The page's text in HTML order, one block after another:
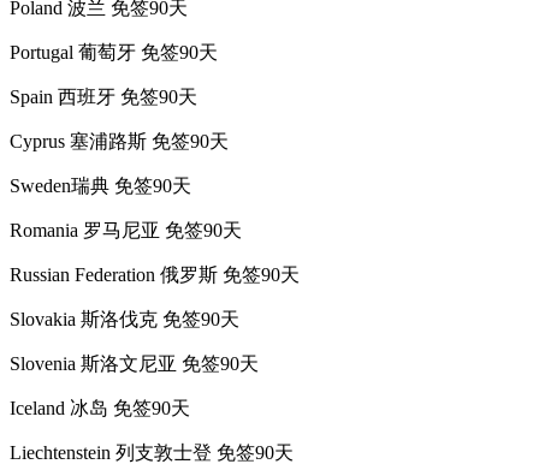
Poland 波兰 免签90天
Portugal 葡萄牙 免签90天
Spain 西班牙 免签90天
Cyprus 塞浦路斯 免签90天
Sweden瑞典 免签90天
Romania 罗马尼亚 免签90天
Russian Federation 俄罗斯 免签90天
Slovakia 斯洛伐克 免签90天
Slovenia 斯洛文尼亚 免签90天
Iceland 冰岛 免签90天
Liechtenstein 列支敦士登 免签90天